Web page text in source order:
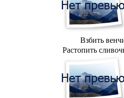
Взбить
Растопить